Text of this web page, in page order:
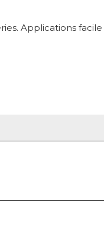
Applications facile